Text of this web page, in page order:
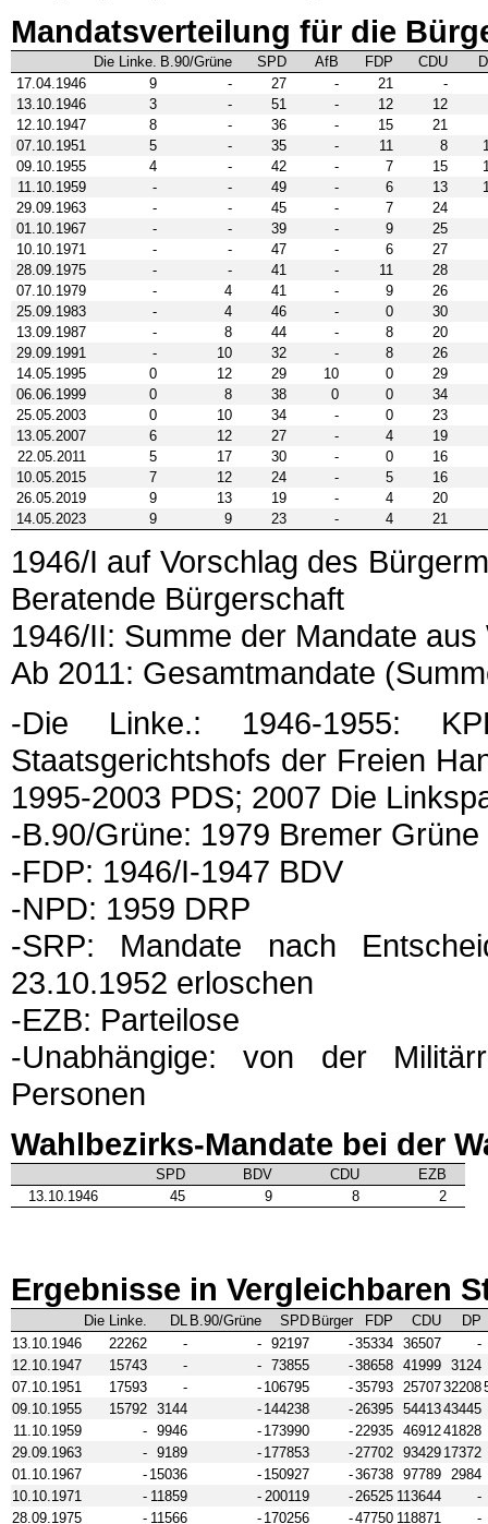
Mandatsverteilung für die
Die Linke. B.90/Grüne SPD AfB FDP CDU
17.04.1946
9 - 27 - 21
-
13.10.1946
3 - 51 - 12
12
12.10.1947
8 - 36 - 15
21
07.10.1951
5 - 35 - 11 8
09.10.1955
4 - 42 - 7 15
11.10.1959
- - 49 - 6 13
29.09.1963
- - 45 - 7
24
01.10.1967
- - 39 - 9
25
10.10.1971
- - 47 - 6
27
28.09.1975
- - 41 - 11
28
07.10.1979
- 4 41 - 9
26
25.09.1983
- 4 46 - 0
30
13.09.1987
- 8 44 - 8
20
29.09.1991
- 10 32 - 8
26
14.05.1995
0 12 29 10 0
29
06.06.1999
0 8 38 0 0
34
25.05.2003
0 10 34 - 0
23
13.05.2007
6 12 27 - 4
19
22.05.2011
5 17 30 - 0
16
10.05.2015
7 12 24 - 5
16
26.05.2019
9 13 19 - 4
20
14.05.2023
9 9 23 - 4 21
1946/I auf Vorschlag des
Beratende Bürgerschaft
1946/II: Summe der Mandate
Ab 2011: Gesamtmandate
-Die Linke.: 1946-1955:
Staatsgerichtshofs der Freien
1995-2003 PDS; 2007 Die
-B.90/Grüne: 1979 Bremer
-FDP: 1946/I-1947 BDV
-NPD: 1959 DRP
-SRP: Mandate nach
23.10.1952 erloschen
-EZB: Parteilose
-Unabhängige: von der
Personen
Wahlbezirks-Mandate bei der
SPD BDV CDU
EZB
13.10.1946
45 9 8 2
Ergebnisse in Vergleichbaren
Die Linke. DL B.90/Grüne SPD Bürger FDP CDU
DP
13.10.1946
22262 - - 92197 -35334 36507
-
12.10.1947
15743 - - 73855 -38658 41999 3124
07.10.1951
17593 - - 106795 -35793 2570732208
09.10.1955
15792 3144 - 144238 -26395 5441343445
11.10.1959
- 9946 - 173990 -22935 4691241828
29.09.1963
- 9189 - 177853 -27702 93429 17372
01.10.1967
- 15036 - 150927 -36738 97789 2984
10.10.1971
- 11859 - 200119 -26525 113644
-
28.09.1975
- 11566 - 170256 -47750 118871 -